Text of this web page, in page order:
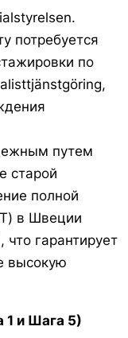
.
потребуется
по
,
путем
старой
полной
в Швеции
гарантирует
высокую
1 и Шага 5)